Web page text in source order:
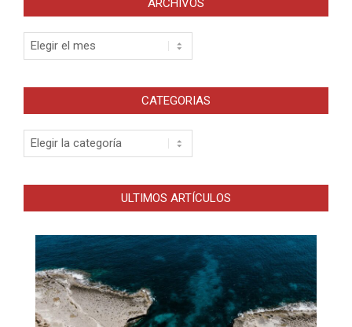
ARCHIVOS
Archivos
CATEGORIAS
Categorias
ULTIMOS ARTÍCULOS